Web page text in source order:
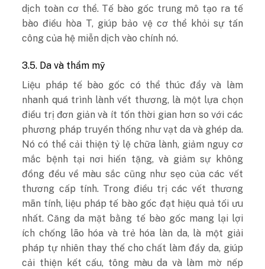
dịch toàn cơ thể. Tế bào gốc trung mô tạo ra tế
bào điều hòa T, giúp bảo vệ cơ thể khỏi sự tấn
công của hệ miễn dịch vào chính nó.
3.5. Da và thẩm mỹ
Liệu pháp tế bào gốc có thể thúc đẩy và làm
nhanh quá trình lành vết thương, là một lựa chọn
điều trị đơn giản và ít tốn thời gian hơn so với các
phương pháp truyền thống như vạt da và ghép da.
Nó có thể cải thiện tỷ lệ chữa lành, giảm nguy cơ
mắc bệnh tại nơi hiến tặng, và giảm sự không
đồng đều về màu sắc cũng như sẹo của các vết
thương cấp tính. Trong điều trị các vết thương
mãn tính, liệu pháp tế bào gốc đạt hiệu quả tối ưu
nhất. Căng da mặt bằng tế bào gốc mang lại lợi
ích chống lão hóa và trẻ hóa làn da, là một giải
pháp tự nhiên thay thế cho chất làm đầy da, giúp
cải thiện kết cấu, tông màu da và làm mờ nếp